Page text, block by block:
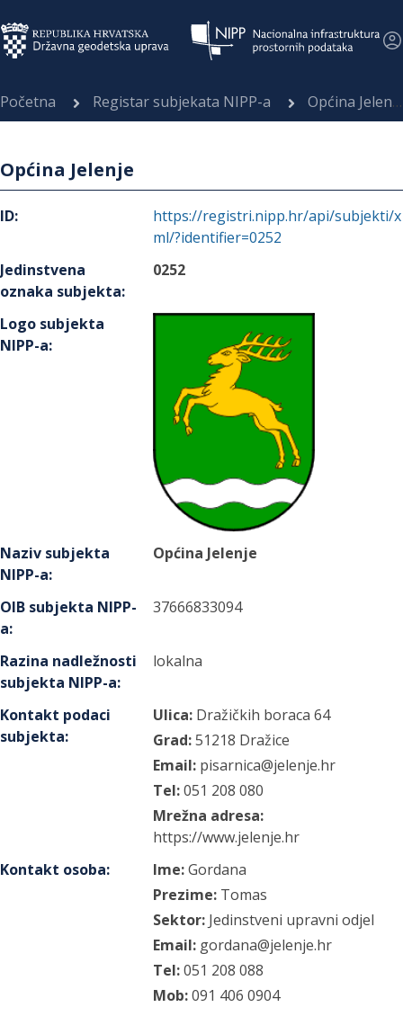
Početna Registar subjekata NIPP-a Općina Jelenje
Općina Jelenje
ID:
https://registri.nipp.hr/api/subjekti/x
ml/?identifier=0252
Jedinstvena
oznaka subjekta:
0252
Logo subjekta
NIPP-a:
Naziv subjekta
NIPP-a:
Općina Jelenje
OIB subjekta NIPP-
a:
37666833094
Razina nadležnosti
subjekta NIPP-a:
lokalna
Kontakt podaci
subjekta:
Ulica: Dražičkih boraca 64
Grad:51218 Dražice
Email: pisarnica@jelenje.hr
Tel:051 208 080
Mrežna adresa:
https://www.jelenje.hr
Kontakt osoba: Ime:Gordana
Prezime: Tomas
Sektor: Jedinstveni upravni odjel
Email: gordana@jelenje.hr
Tel:051 208 088
Mob:091 406 0904